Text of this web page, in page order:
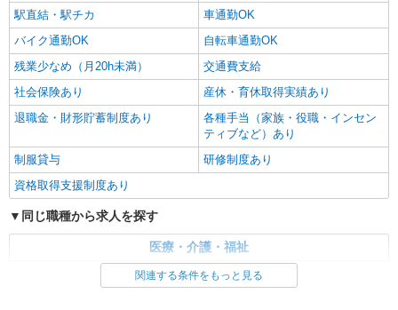
キープ 詳細を見る
駅直結・駅チカ
車通勤OK
バイク通勤OK
自転車通勤OK
残業少なめ（月20h未満）
交通費支給
社会保険あり
産休・育休取得実績あり
退職金・財形貯蓄制度あり
各種手当（家族・役職・インセン
ティブなど）あり
制服貸与
研修制度あり
資格取得支援制度あり
同じ職種から求人を探す
医療・介護・福祉
関連する条件をもっと見る